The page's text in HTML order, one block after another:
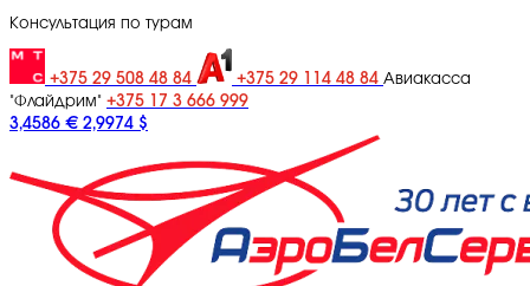
Консультация по турам
+375 29 508 48 84 +375 29 114 48 84 Авиакасса
"Флайдрим" +375 17 3 666 999
3,4586 € 2,9974 $